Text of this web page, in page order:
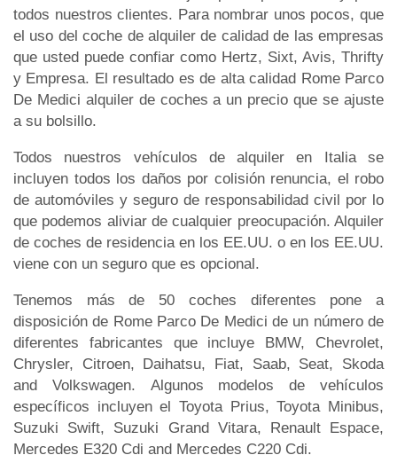
todos nuestros clientes. Para nombrar unos pocos, que
el uso del coche de alquiler de calidad de las empresas
que usted puede confiar como Hertz, Sixt, Avis, Thrifty
y Empresa. El resultado es de alta calidad Rome Parco
De Medici alquiler de coches a un precio que se ajuste
a su bolsillo.
Todos nuestros vehículos de alquiler en Italia se
incluyen todos los daños por colisión renuncia, el robo
de automóviles y seguro de responsabilidad civil por lo
que podemos aliviar de cualquier preocupación. Alquiler
de coches de residencia en los EE.UU. o en los EE.UU.
viene con un seguro que es opcional.
Tenemos más de 50 coches diferentes pone a
disposición de Rome Parco De Medici de un número de
diferentes fabricantes que incluye BMW, Chevrolet,
Chrysler, Citroen, Daihatsu, Fiat, Saab, Seat, Skoda
and Volkswagen. Algunos modelos de vehículos
específicos incluyen el Toyota Prius, Toyota Minibus,
Suzuki Swift, Suzuki Grand Vitara, Renault Espace,
Mercedes E320 Cdi and Mercedes C220 Cdi.